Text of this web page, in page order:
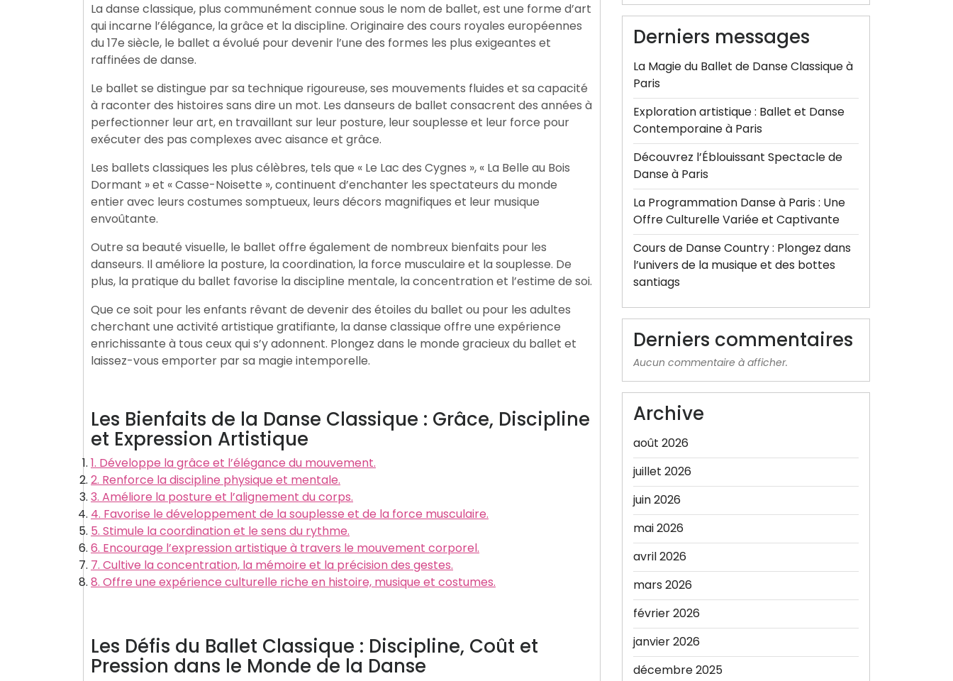
La danse classique, plus communément connue sous le nom de ballet, est une forme d’art
qui incarne l’élégance, la grâce et la discipline. Originaire des cours royales européennes
du 17e siècle, le ballet a évolué pour devenir l’une des formes les plus exigeantes et
raffinées de danse.
Le ballet se distingue par sa technique rigoureuse, ses mouvements fluides et sa capacité
à raconter des histoires sans dire un mot. Les danseurs de ballet consacrent des années à
perfectionner leur art, en travaillant sur leur posture, leur souplesse et leur force pour
exécuter des pas complexes avec aisance et grâce.
Les ballets classiques les plus célèbres, tels que « Le Lac des Cygnes », « La Belle au Bois
Dormant » et « Casse-Noisette », continuent d’enchanter les spectateurs du monde
entier avec leurs costumes somptueux, leurs décors magnifiques et leur musique
envoûtante.
Outre sa beauté visuelle, le ballet offre également de nombreux bienfaits pour les
danseurs. Il améliore la posture, la coordination, la force musculaire et la souplesse. De
plus, la pratique du ballet favorise la discipline mentale, la concentration et l’estime de soi.
Que ce soit pour les enfants rêvant de devenir des étoiles du ballet ou pour les adultes
cherchant une activité artistique gratifiante, la danse classique offre une expérience
enrichissante à tous ceux qui s’y adonnent. Plongez dans le monde gracieux du ballet et
laissez-vous emporter par sa magie intemporelle.
Les Bienfaits de la Danse Classique : Grâce, Discipline
et Expression Artistique
1. Développe la grâce et l’élégance du mouvement.
2. Renforce la discipline physique et mentale.
3. Améliore la posture et l’alignement du corps.
4. Favorise le développement de la souplesse et de la force musculaire.
5. Stimule la coordination et le sens du rythme.
6. Encourage l’expression artistique à travers le mouvement corporel.
7. Cultive la concentration, la mémoire et la précision des gestes.
8. Offre une expérience culturelle riche en histoire, musique et costumes.
Les Défis du Ballet Classique : Discipline, Coût et
Pression dans le Monde de la Danse
Derniers messages
La Magie du Ballet de Danse Classique à
Paris
Exploration artistique : Ballet et Danse
Contemporaine à Paris
Découvrez l’Éblouissant Spectacle de
Danse à Paris
La Programmation Danse à Paris : Une
Offre Culturelle Variée et Captivante
Cours de Danse Country : Plongez dans
l’univers de la musique et des bottes
santiags
Derniers commentaires
Aucun commentaire à afficher.
Archive
août 2026
juillet 2026
juin 2026
mai 2026
avril 2026
mars 2026
février 2026
janvier 2026
décembre 2025